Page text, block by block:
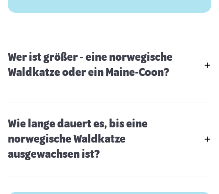
Wer ist größer - eine norwegische
Waldkatze oder ein Maine-Coon?
Wie lange dauert es, bis eine
norwegische Waldkatze
ausgewachsen ist?